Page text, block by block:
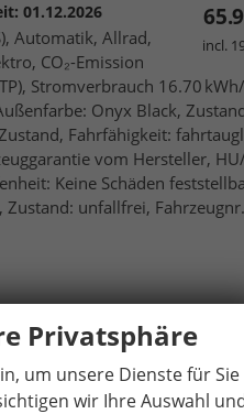
incl.
01.12.2026
Automatik, Allrad,
CO₂-Emission
Stromverbrauch 16.70
Onyx Black,
Fahrfähigkeit:
vom Hersteller,
Keine Schäden
Zustand: unfallfrei,
Privatsphäre
um unsere Dienste für Sie
wir Ihre Auswahl